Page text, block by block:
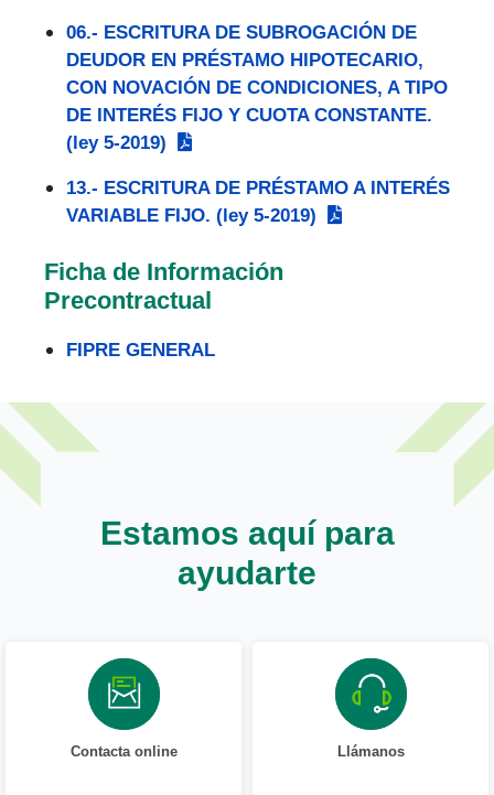
06.- ESCRITURA DE SUBROGACIÓN DE
DEUDOR EN PRÉSTAMO HIPOTECARIO,
CON NOVACIÓN DE CONDICIONES, A TIPO
DE INTERÉS FIJO Y CUOTA CONSTANTE.
(ley 5-2019)
13.- ESCRITURA DE PRÉSTAMO A INTERÉS
VARIABLE FIJO. (ley 5-2019)
Ficha de Información
Precontractual
FIPRE GENERAL
Estamos aquí para
ayudarte
Contacta online Llámanos